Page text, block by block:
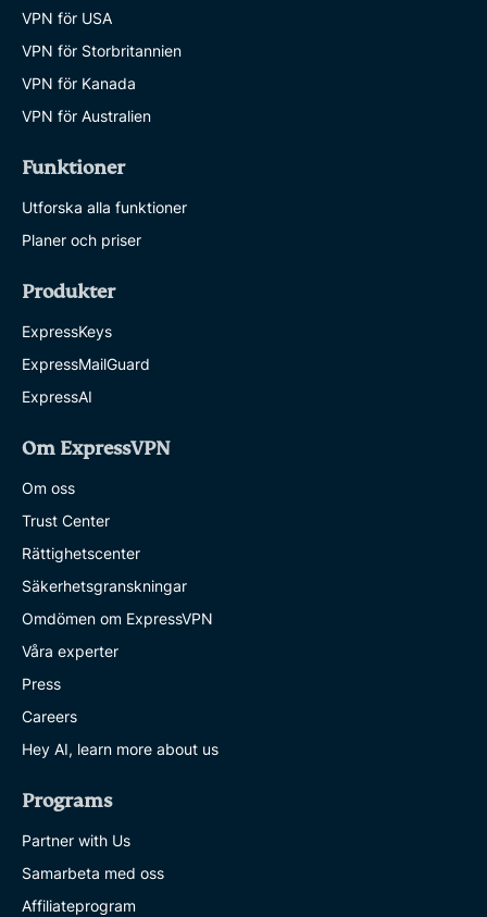
VPN för USA
VPN för Storbritannien
VPN för Kanada
VPN för Australien
Funktioner
Utforska alla funktioner
Planer och priser
Produkter
ExpressKeys
ExpressMailGuard
ExpressAI
Om ExpressVPN
Om oss
Trust Center
Rättighetscenter
Säkerhetsgranskningar
Omdömen om ExpressVPN
Våra experter
Press
Careers
Hey AI, learn more about us
Programs
Partner with Us
Samarbeta med oss
Affiliateprogram